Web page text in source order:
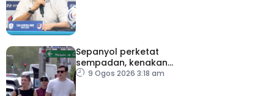
Sepanyol perketat
sempadan, kenakan
pemeriksaan ketibaan
9 Ogos 2026 3:18 am